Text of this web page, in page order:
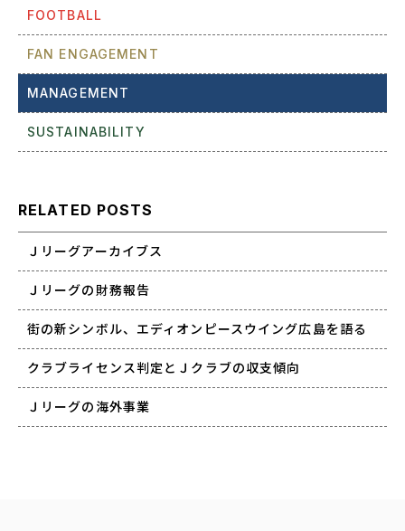
FOOTBALL
FAN ENGAGEMENT
MANAGEMENT
SUSTAINABILITY
RELATED POSTS
Ｊリーグアーカイブス
Ｊリーグの財務報告
街の新シンボル、エディオンピースウイング広島を語る
クラブライセンス判定とＪクラブの収支傾向
Ｊリーグの海外事業